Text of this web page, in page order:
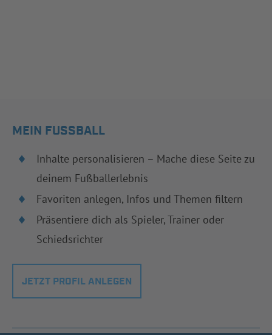
MEIN FUSSBALL
Inhalte personalisieren – Mache diese Seite zu
deinem Fußballerlebnis
Favoriten anlegen, Infos und Themen filtern
Präsentiere dich als Spieler, Trainer oder
Schiedsrichter
JETZT PROFIL ANLEGEN